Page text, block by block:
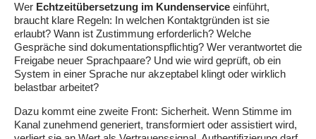
Wer Echtzeitübersetzung im Kundenservice einführt,
braucht klare Regeln: In welchen Kontaktgründen ist sie
erlaubt? Wann ist Zustimmung erforderlich? Welche
Gespräche sind dokumentationspflichtig? Wer verantwortet die
Freigabe neuer Sprachpaare? Und wie wird geprüft, ob ein
System in einer Sprache nur akzeptabel klingt oder wirklich
belastbar arbeitet?
Dazu kommt eine zweite Front: Sicherheit. Wenn Stimme im
Kanal zunehmend generiert, transformiert oder assistiert wird,